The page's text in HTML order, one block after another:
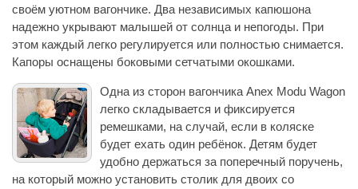
своём уютном вагончике. Два независимых капюшона
надежно укрывают малышей от солнца и непогоды. При
этом каждый легко регулируется или полностью снимается.
Капоры оснащены боковыми сетчатыми окошками.
Одна из сторон вагончика Anex Modu Wagon
легко складывается и фиксируется
ремешками, на случай, если в коляске
будет ехать один ребёнок. Детям будет
удобно держаться за поперечный поручень,
на который можно установить столик для двоих со